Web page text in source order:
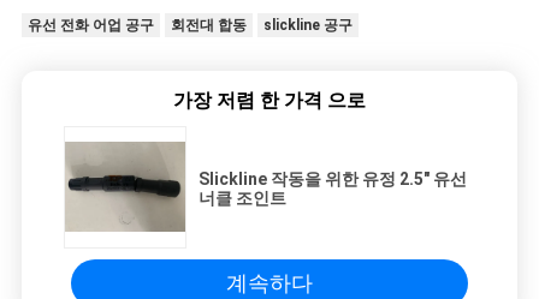
유선 전화 어업 공구 회전대 합동 slickline 공구
가장 저렴 한 가격 으로
Slickline 작동을 위한 유정 2.5" 유선
너클 조인트
계속하다